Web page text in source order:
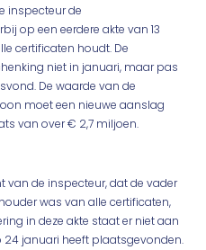
inspecteur de
op een eerdere akte van 13
certificaten houdt. De
niet in januari, maar pas
De waarde van de
moet een nieuwe aanslag
van over € 2,7 miljoen.
van de inspecteur, dat de vader
was van alle certificaten,
in deze akte staat er niet aan
januari heeft plaatsgevonden.